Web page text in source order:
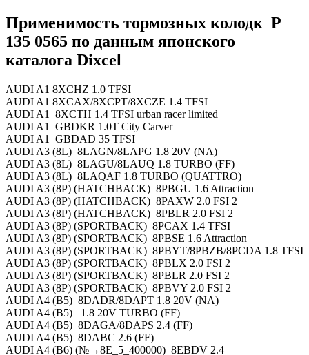
Применимость тормозных колодк P
135 0565 по данным японского
каталога Dixcel
AUDI A1 8XCHZ 1.0 TFSI
AUDI A1 8XCAX/8XCPT/8XCZE 1.4 TFSI
AUDI A1 8XCTH 1.4 TFSI urban racer limited
AUDI A1 GBDKR 1.0T City Carver
AUDI A1 GBDAD 35 TFSI
AUDI A3 (8L) 8LAGN/8LAPG 1.8 20V (NA)
AUDI A3 (8L) 8LAGU/8LAUQ 1.8 TURBO (FF)
AUDI A3 (8L) 8LAQAF 1.8 TURBO (QUATTRO)
AUDI A3 (8P) (HATCHBACK) 8PBGU 1.6 Attraction
AUDI A3 (8P) (HATCHBACK) 8PAXW 2.0 FSI 2
AUDI A3 (8P) (HATCHBACK) 8PBLR 2.0 FSI 2
AUDI A3 (8P) (SPORTBACK) 8PCAX 1.4 TFSI
AUDI A3 (8P) (SPORTBACK) 8PBSE 1.6 Attraction
AUDI A3 (8P) (SPORTBACK) 8PBYT/8PBZB/8PCDA 1.8 TFSI
AUDI A3 (8P) (SPORTBACK) 8PBLX 2.0 FSI 2
AUDI A3 (8P) (SPORTBACK) 8PBLR 2.0 FSI 2
AUDI A3 (8P) (SPORTBACK) 8PBVY 2.0 FSI 2
AUDI A4 (B5) 8DADR/8DAPT 1.8 20V (NA)
AUDI A4 (B5) 1.8 20V TURBO (FF)
AUDI A4 (B5) 8DAGA/8DAPS 2.4 (FF)
AUDI A4 (B5) 8DABC 2.6 (FF)
AUDI A4 (B6) (№→8E_5_400000) 8EBDV 2.4